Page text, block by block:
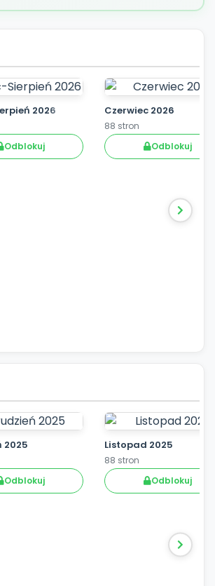
2026
Odblokuj
Czerwiec 2026
88 stron
Odblokuj
2025
Odblokuj
Listopad 2025
88 stron
Odblokuj